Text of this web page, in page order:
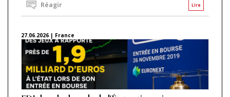
Lire
Réagir
27.06.2026 | France